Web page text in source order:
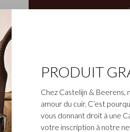
PRODUIT
Chez Castelijn & Beerens,
amour du cuir. C’est
vous donnant droit à une
votre inscription à notre